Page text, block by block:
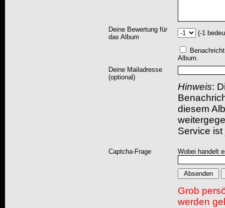
Deine Bewertung für
das Album
(-1
Album.
Deine Mailadresse
(optional)
Hinweis:
diesem
Service
Captcha-Frage Wobei handelt
Grob
werden